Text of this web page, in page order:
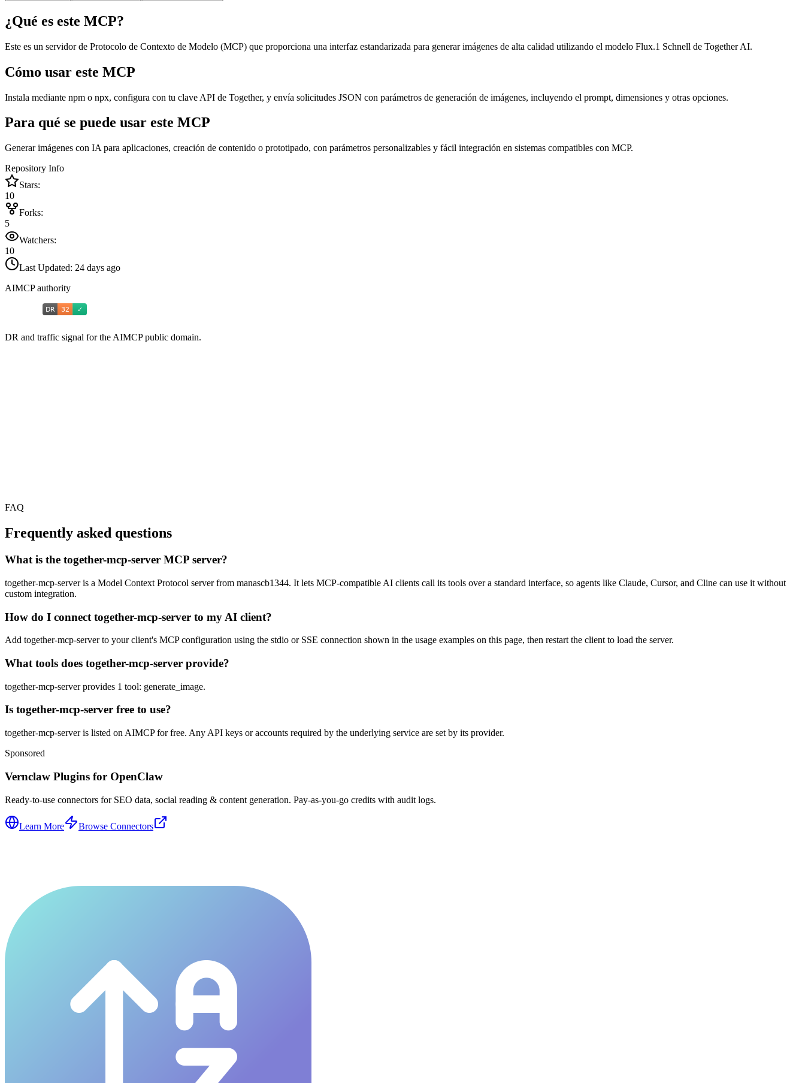
¿Qué es este MCP?
Este es un servidor de Protocolo de Contexto de Modelo (MCP) que proporciona una interfaz estandarizada para generar imágenes de alta calidad utilizando el modelo Flux.1 Schnell de Together AI.
Cómo usar este MCP
Instala mediante npm o npx, configura con tu clave API de Together, y envía solicitudes JSON con parámetros de generación de imágenes, incluyendo el prompt, dimensiones y otras opciones.
Para qué se puede usar este MCP
Generar imágenes con IA para aplicaciones, creación de contenido o prototipado, con parámetros personalizables y fácil integración en sistemas compatibles con MCP.
Repository Info
Stars:
10
Forks:
5
Watchers:
10
Last Updated: 24 days ago
AIMCP authority
DR and traffic signal for the AIMCP public domain.
FAQ
Frequently asked questions
What is the together-mcp-server MCP server?
together-mcp-server is a Model Context Protocol server from manascb1344. It lets MCP-compatible AI clients call its tools over a standard interface, so agents like Claude, Cursor, and Cline can use it without
custom integration.
How do I connect together-mcp-server to my AI client?
Add together-mcp-server to your client's MCP configuration using the stdio or SSE connection shown in the usage examples on this page, then restart the client to load the server.
What tools does together-mcp-server provide?
together-mcp-server provides 1 tool: generate_image.
Is together-mcp-server free to use?
together-mcp-server is listed on AIMCP for free. Any API keys or accounts required by the underlying service are set by its provider.
Sponsored
Vernclaw Plugins for OpenClaw
Ready-to-use connectors for SEO data, social reading & content generation. Pay-as-you-go credits with audit logs.
Learn More Browse Connectors